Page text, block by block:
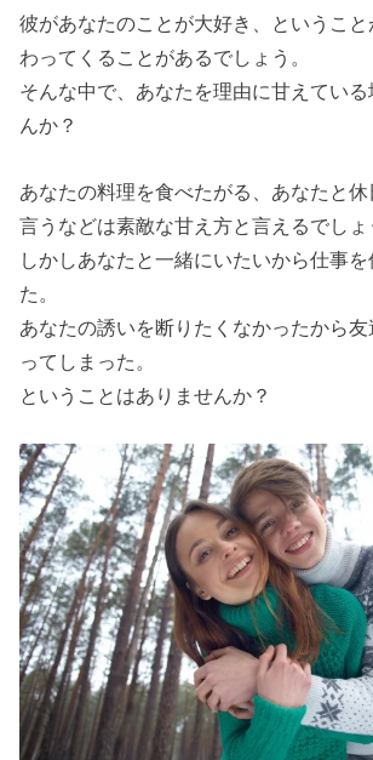
彼があなたのことが大好き、というこ
わってくることがあるでしょう。
そんな中で、あなたを理由に甘えてい
んか？
あなたの料理を食べたがる、あなたと休
言うなどは素敵な甘え方と言えるでしょ
しかしあなたと一緒にいたいから仕事
た。
あなたの誘いを断りたくなかったから
ってしまった。
ということはありませんか？